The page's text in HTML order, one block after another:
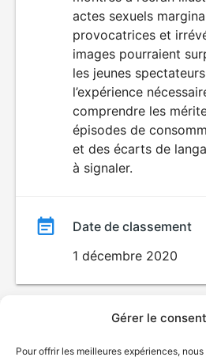
Gérer le
Pour offrir les meilleures expériences,
actes sexuels
provocatrices et
images pourraient
les jeunes
l’expérience
comprendre les
épisodes de
et des écarts de
à signaler.
Date de classement
1 décembre 2020